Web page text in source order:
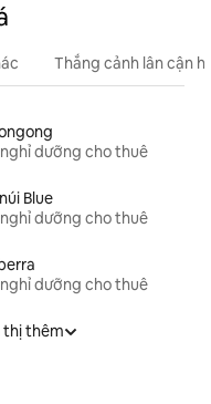
Thắng cảnh lân cận
dưỡng cho thuê
Blue
dưỡng cho thuê
dưỡng cho thuê
thị thêm